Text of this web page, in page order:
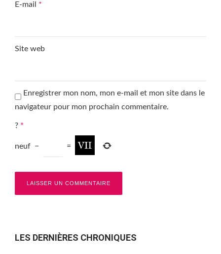
E-mail *
Site web
Enregistrer mon nom, mon e-mail et mon site dans le
navigateur pour mon prochain commentaire.
? *
neuf − =
LES DERNIÈRES CHRONIQUES